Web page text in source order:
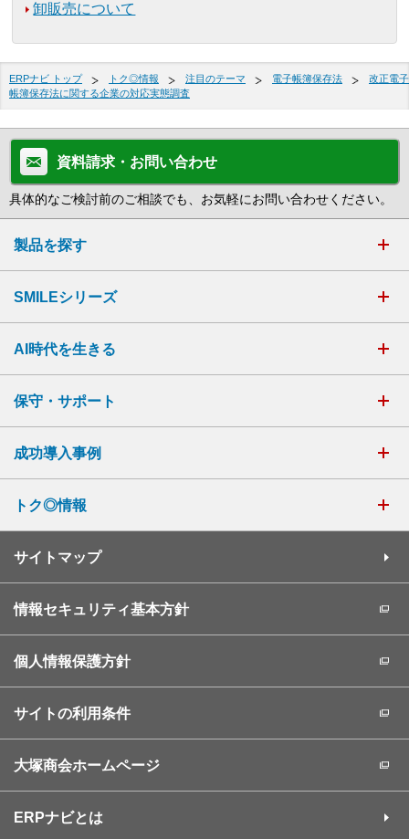
卸販売について
ERPナビ トップ トク◎情報 注目のテーマ 電子帳簿保存法
改正電子
帳簿保存法に関する企業の対応実態調査
資料請求・お問い合わせ
具体的なご検討前のご相談でも、お気軽にお問い合わせください。
製品を探す
SMILEシリーズ
AI時代を生きる
保守・サポート
成功導入事例
トク◎情報
サイトマップ
情報セキュリティ基本方針
個人情報保護方針
サイトの利用条件
大塚商会ホームページ
ERPナビとは